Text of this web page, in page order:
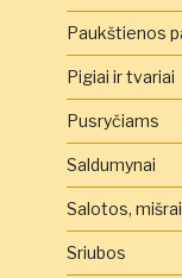
Paukštienos
Pigiai ir tvariai
Pusryčiams
Saldumynai
Salotos,
Sriubos